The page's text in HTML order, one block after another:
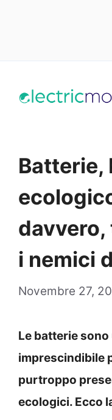
Batterie,
i nemici
Novembre 27,
Le batterie
imprescindibile
purtroppo
ecologici. Ecco